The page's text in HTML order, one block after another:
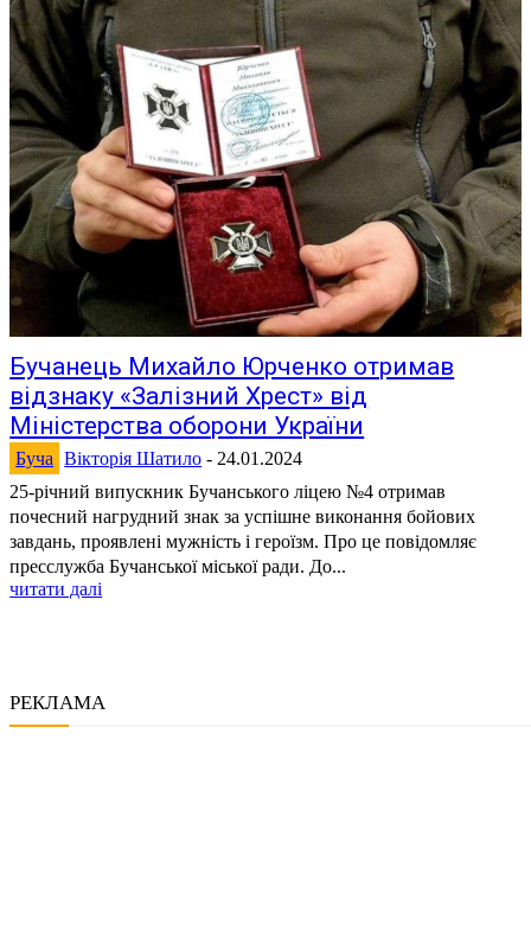
Бучанець Михайло Юрченко отримав
відзнаку «Залізний Хрест» від
Міністерства оборони України
Буча Вікторія Шатило - 24.01.2024
25-річний випускник Бучанського ліцею №4 отримав
почесний нагрудний знак за успішне виконання бойових
завдань, проявлені мужність і героїзм. Про це повідомляє
пресслужба Бучанської міської ради. До...
читати далі
РЕКЛАМА